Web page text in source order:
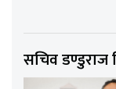
सचिव डण्डुराज